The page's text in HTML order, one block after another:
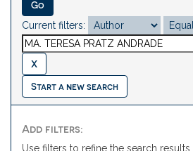
Current filters:
Start a new search
Add filters:
Use filters to refine the search results.